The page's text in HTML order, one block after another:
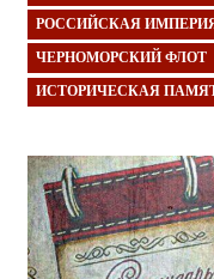
РОССИЙСКАЯ
ЧЕРНОМОРСКИЙ ФЛОТ
ИСТОРИЧЕСКАЯ